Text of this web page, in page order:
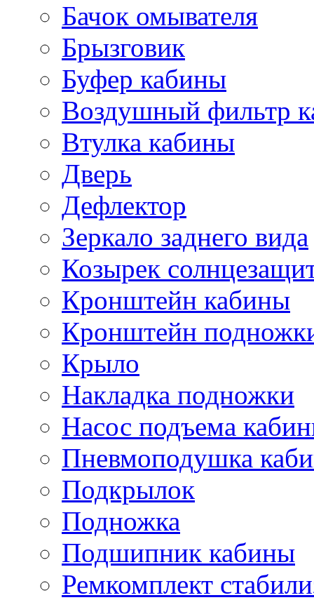
Бачок омывателя
Брызговик
Буфер кабины
Воздушный фильтр
Втулка кабины
Дверь
Дефлектор
Зеркало заднего вида
Козырек
Кронштейн кабины
Кронштейн
Крыло
Накладка подножки
Насос подъема
Пневмоподушка
Подкрылок
Подножка
Подшипник кабины
Ремкомплект